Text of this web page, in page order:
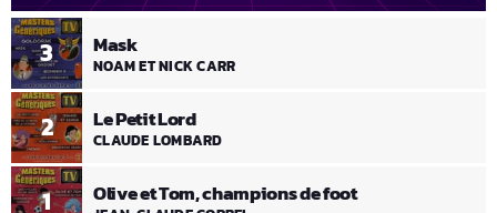
1 Olive et Tom, champions de foot
2 Le Petit Lord
CLAUDE LOMBARD
3 Mask
NOAM ET NICK CARR